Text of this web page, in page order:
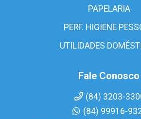
PAPELARIA
PERF. HIGIENE
UTILIDADES
Fale Conosco
(84) 3203-
(84) 99916-